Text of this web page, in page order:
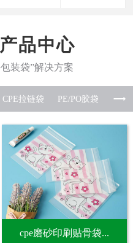
产品中心
CPE拉 PE/P 硅
cpe磨砂印刷贴骨袋...